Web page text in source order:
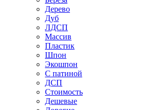
Дерево
Дуб
ЛДСП
Массив
Пластик
Шпон
Экошпон
С патиной
ДСП
Стоимость
Дешевые